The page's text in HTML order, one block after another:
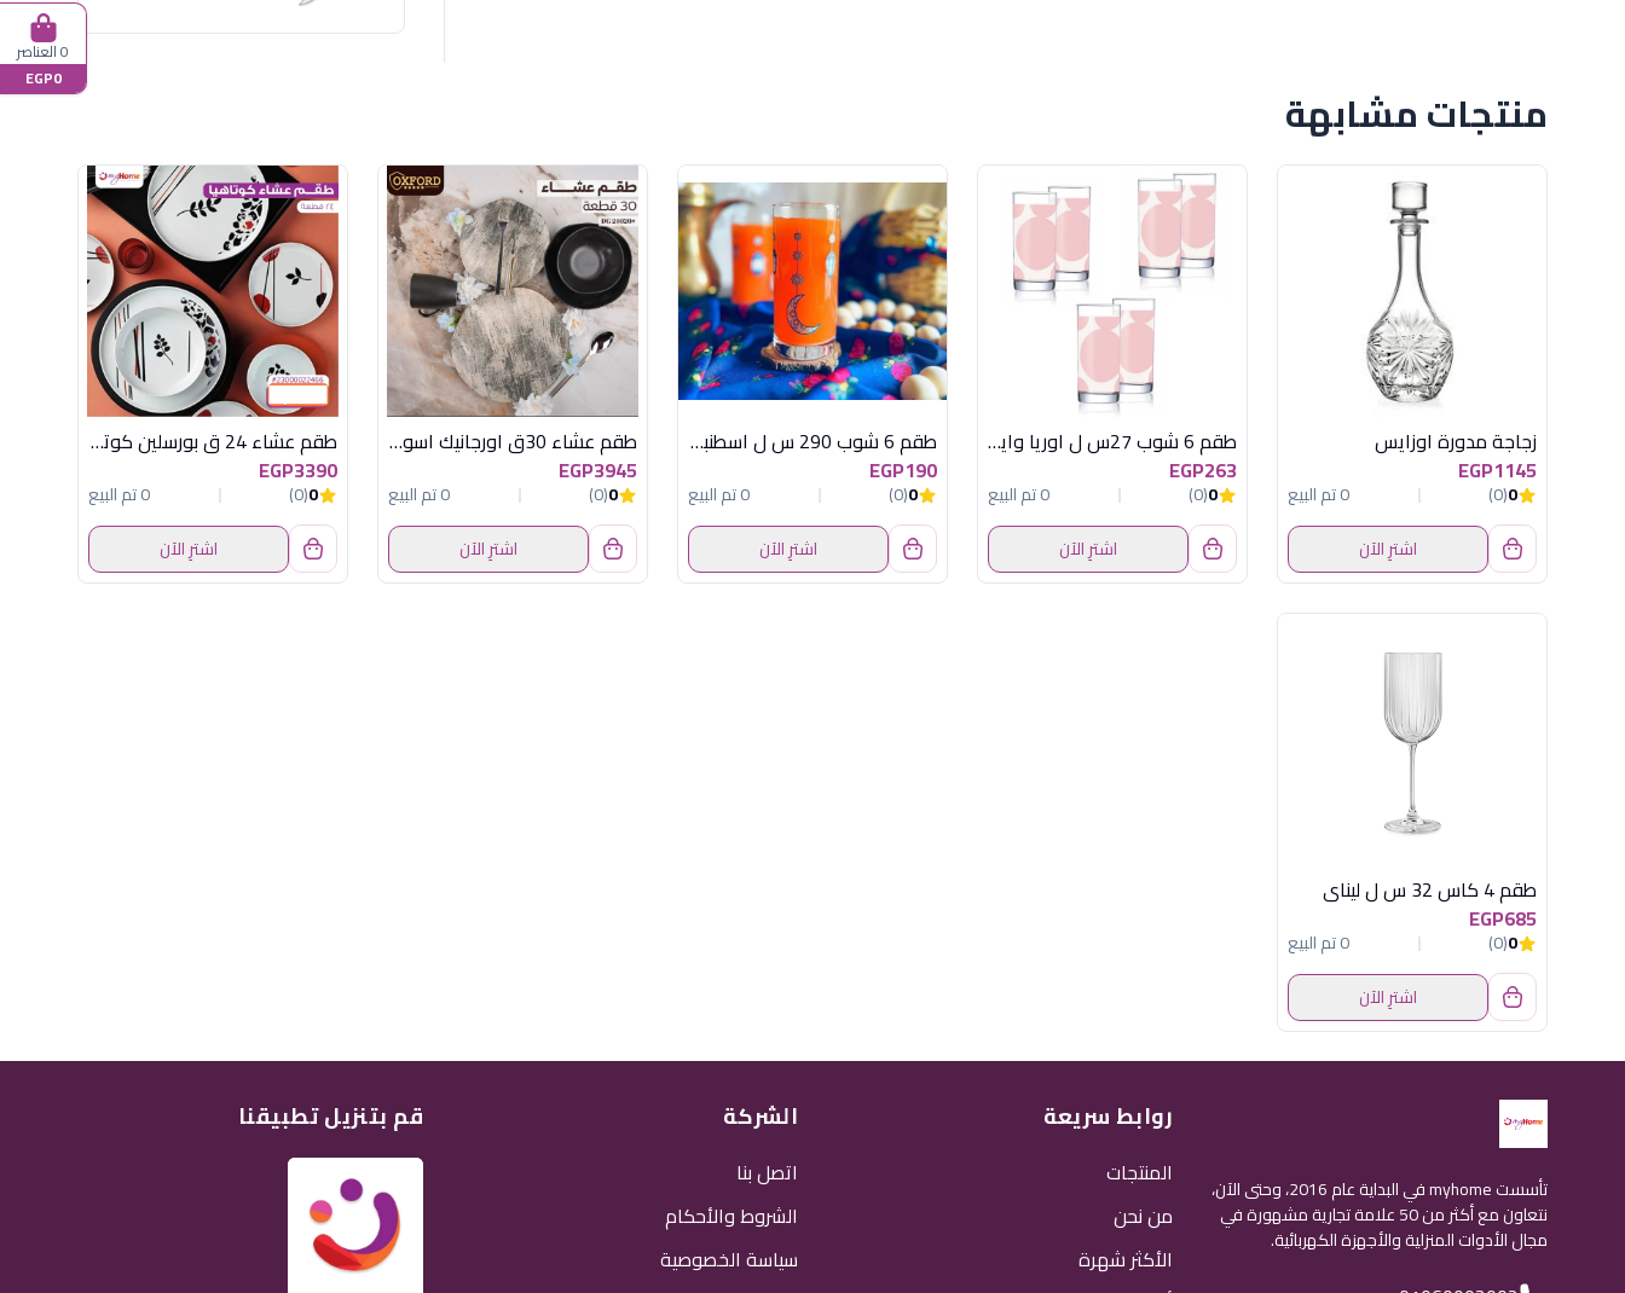
منتجات مشابهة
زجاجة مدورة اوزايس
EGP1145
0
(0)
0 تم البيع
اشترِ الآن
طقم 6 شوب 27س ل اوريا وايت بينك لومينارك
EGP263
0
(0)
0 تم البيع
اشترِ الآن
طقم 6 شوب 290 س ل اسطنبول تركى
EGP190
0
(0)
0 تم البيع
اشترِ الآن
طقم عشاء 30ق اورجانيك اسود اكسفورد - كود 24020
EGP3945
0
(0)
0 تم البيع
اشترِ الآن
طقم عشاء 24 ق بورسلين كوتاهيا تركى
EGP3390
0
(0)
0 تم البيع
اشترِ الآن
طقم 4 كاس 32 س ل ليناى
EGP685
0
(0)
0 تم البيع
اشترِ الآن
تأسست myhome في البداية عام 2016، وحتى الآن،
نتعاون مع أكثر من 50 علامة تجارية مشهورة في
مجال الأدوات المنزلية والأجهزة الكهربائية.
روابط سريعة
المنتجات
من نحن
الأكثر شهرة
الشركة
اتصل بنا
الشروط والأحكام
سياسة الخصوصية
قم بتنزيل تطبيقنا
0 العناصر
EGP0